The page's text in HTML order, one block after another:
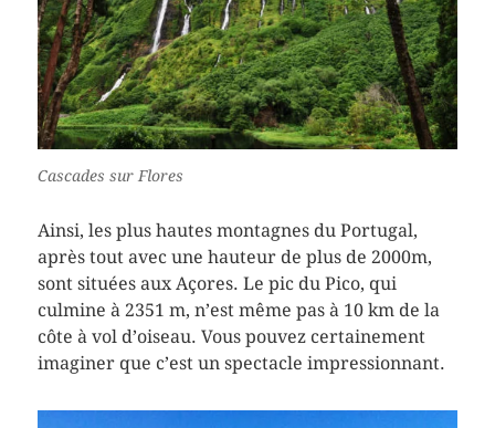
Cascades sur Flores
Ainsi, les plus hautes montagnes du Portugal,
après tout avec une hauteur de plus de 2000m,
sont situées aux Açores. Le pic du Pico, qui
culmine à 2351 m, n’est même pas à 10 km de la
côte à vol d’oiseau. Vous pouvez certainement
imaginer que c’est un spectacle impressionnant.